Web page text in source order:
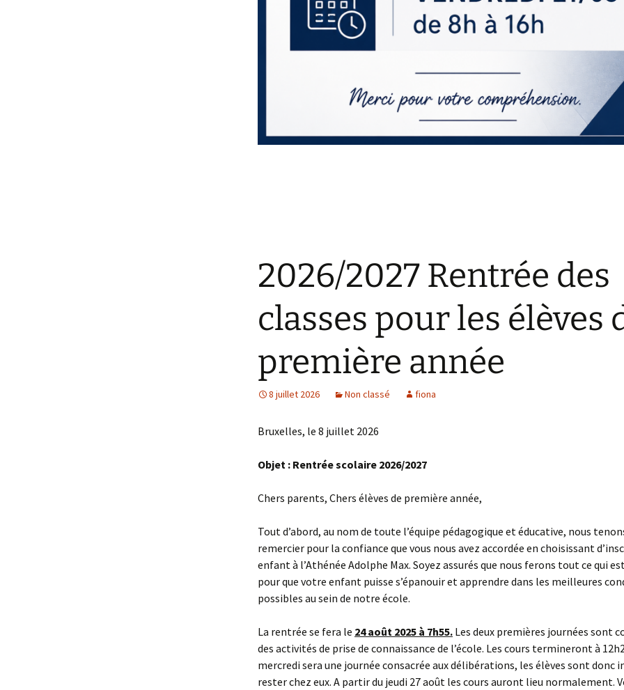
2026/2027 Rentrée des
classes pour les élèves
première année
8 juillet 2026 Non classé fiona
Bruxelles, le 8 juillet 2026
Objet : Rentrée scolaire 2026/2027
Chers parents, Chers élèves de première année,
Tout d’abord, au nom de toute l’équipe pédagogique et éducative, nous
remercier pour la confiance que vous nous avez accordée en choisissant
enfant à l’Athénée Adolphe Max. Soyez assurés que nous ferons tout ce qui
pour que votre enfant puisse s’épanouir et apprendre dans les meilleures
possibles au sein de notre école.
La rentrée se fera le 24 août 2025 à 7h55. Les deux premières journées sont
des activités de prise de connaissance de l’école. Les cours termineront à
mercredi sera une journée consacrée aux délibérations, les élèves sont donc
rester chez eux. A partir du jeudi 27 août les cours auront lieu normalement.